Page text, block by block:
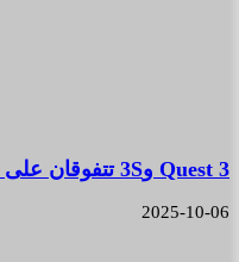
Quest 3 و3S تتفوقان على Quest 2 في استخدام SteamVR
2025-10-06